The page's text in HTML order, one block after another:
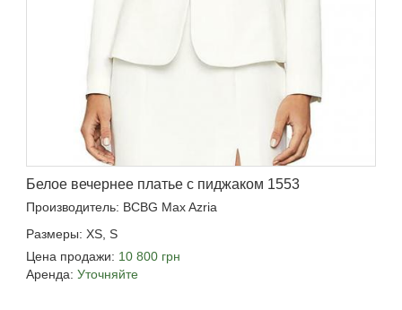
Белое вечернее платье с пиджаком 1553
Производитель: BCBG Max Azria
Размеры: XS, S
Цена продажи: 10 800 грн
Аренда: Уточняйте